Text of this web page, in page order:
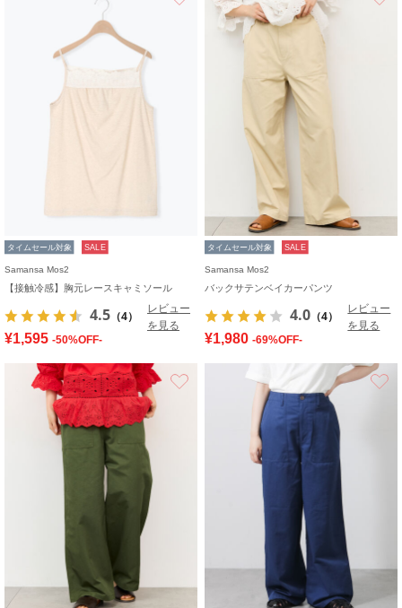
タイムセール対象 SALE
Samansa Mos2
【接触冷感】胸元レースキャミソール
4.5 （4）
レビュー
を見る
¥1,595 -50%OFF-
タイムセール対象 SALE
Samansa Mos2
バックサテンベイカーパンツ
4.0 （4）
レビュー
を見る
¥1,980 -69%OFF-